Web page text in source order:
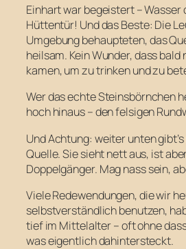
Einhart war begeistert – Wasser
Hüttentür! Und das Beste: Die
Umgebung behaupteten, das
heilsam. Kein Wunder, dass
kamen, um zu trinken und zu
Wer das echte Steinsbörnchen
hoch hinaus – den felsigen
Und Achtung: weiter unten
Quelle. Sie sieht nett aus, ist
Doppelgänger. Mag nass sein,
Viele Redewendungen, die wir
selbstverständlich benutzen,
tief im Mittelalter – oft ohne
was eigentlich dahintersteckt.